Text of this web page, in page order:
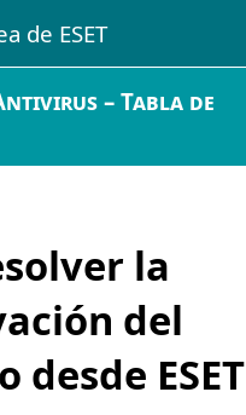
– Tabla de
la
del
desde ESET